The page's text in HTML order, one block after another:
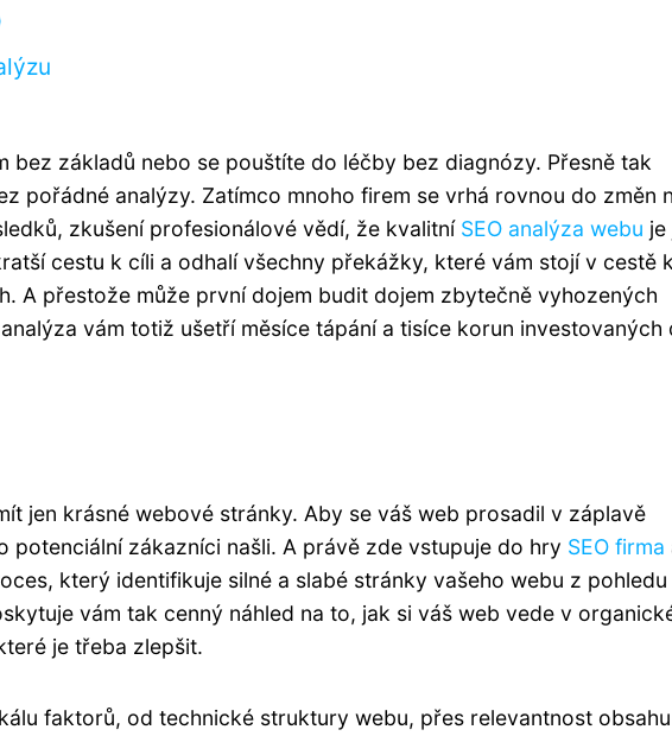
bez základů nebo se pouštíte do léčby bez diagnózy. Přesně tak
pořádné analýzy. Zatímco mnoho firem se vrhá rovnou do změn
zkušení profesionálové vědí, že kvalitní SEO analýza webu je
cestu k cíli a odhalí všechny překážky, které vám stojí v cestě k
A přestože může první dojem budit dojem zbytečně vyhozených
vám totiž ušetří měsíce tápání a tisíce korun investovaných
jen krásné webové stránky. Aby se váš web prosadil v záplavě
potenciální zákazníci našli. A právě zde vstupuje do hry SEO firma
který identifikuje silné a slabé stránky vašeho webu z pohledu
vám tak cenný náhled na to, jak si váš web vede v
je třeba zlepšit.
faktorů, od technické struktury webu, přes relevantnost